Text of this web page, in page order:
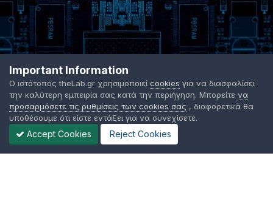
Important Information
Ο ιστότοπος theLab.gr χρησιμοποιεί cookies για να διασφαλίσει
την καλύτερη εμπειρία σας κατά την περιήγηση. Μπορείτε να
προσαρμόσετε τις ρυθμίσεις των cookies σας , διαφορετικά θα
υποθέσουμε ότι είστε εντάξει για να συνεχίσετε.
Accept Cookies Reject Cookies